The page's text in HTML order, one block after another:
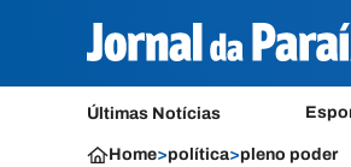
Últimas Notícias
Home>política>pleno poder